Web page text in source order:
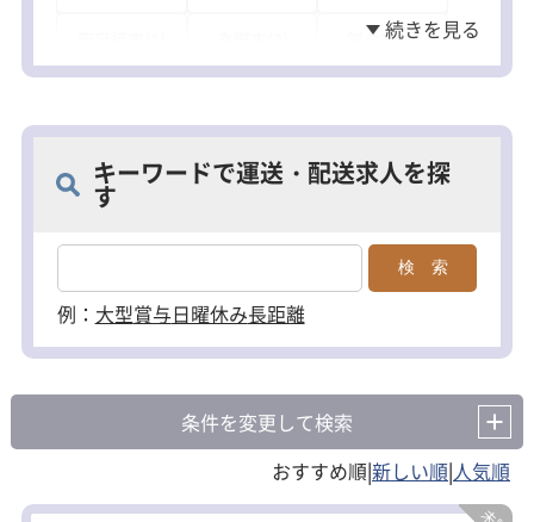
鎌倉市(1)
キーワードで運送・配送求人を探
す
例： 大型賞与日曜休み長距離
条件を変更して検索
|
|